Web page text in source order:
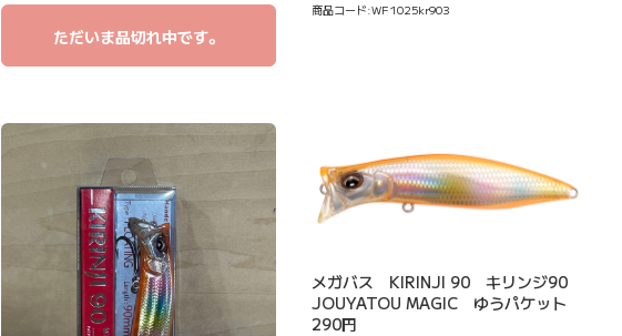
ただいま品切れ中です。
商品コード:WF1025kr903
メガバス KIRINJI 90 キリンジ90
JOUYATOU MAGIC ゆうパケット
290円